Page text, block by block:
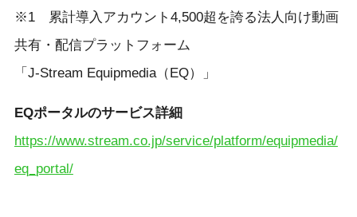
※1 累計導入アカウント4,500超を誇る法人向け動画
共有・配信プラットフォーム
「J-Stream Equipmedia（EQ）」
EQポータルのサービス詳細
https://www.stream.co.jp/service/platform/equipmedia/
eq_portal/